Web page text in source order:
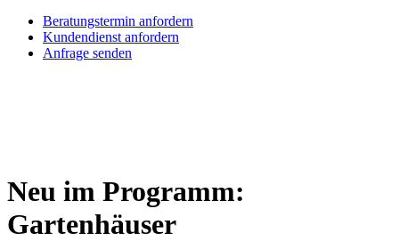
Beratungstermin anfordern
Kundendienst anfordern
Anfrage senden
Neu im Programm:
Gartenhäuser